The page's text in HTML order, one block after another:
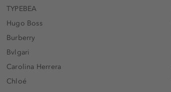
TYPEBEA
Hugo Boss
Burberry
Bvlgari
Carolina Herrera
Chloé